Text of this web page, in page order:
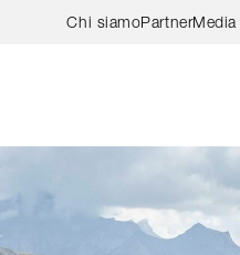
Skip to content
Chi siamoPartnerMedia